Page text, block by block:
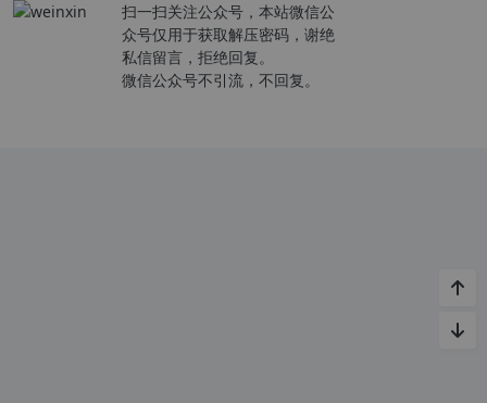
扫一扫关注公众号，本站微信公
众号仅用于获取解压密码，谢绝
私信留言，拒绝回复。
微信公众号不引流，不回复。